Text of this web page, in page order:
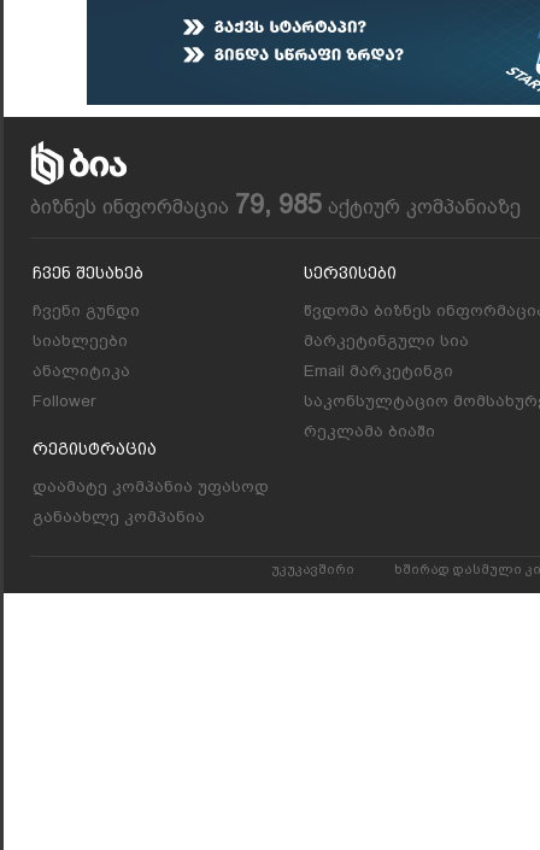
ბიზნეს ინფორმაცია 79, 985 აქტიურ კომპანიაზე
Ჩვენ Შესახებ
ჩვენი გუნდი
სიახლეები
ანალიტიკა
Follower
Რეგისტრაცია
დაამატე კომპანია უფასოდ
განაახლე კომპანია
Სერვისები
წვდომა ბიზნეს
მარკეტინგული სია
Email მარკეტინგი
საკონსულტაციო
რეკლამა ბიაში
უკუკავშირი ხშირად დასმული